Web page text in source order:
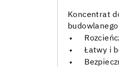
Koncentrat
budowlanego
Łatwy i